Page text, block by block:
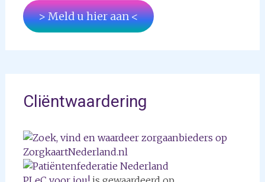
> Meld u hier aan <
Cliëntwaardering